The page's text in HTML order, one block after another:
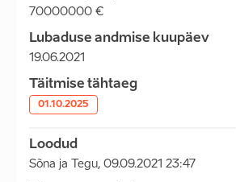
70000000 €
Lubaduse andmise kuupäev
19.06.2021
Täitmise tähtaeg
01.10.2025
Loodud
Sõna ja Tegu, 09.09.2021 23:47